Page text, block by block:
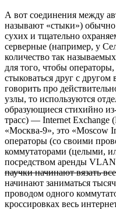
А вот соединения между
называют «стыки»)
сухих и тщательно
серверные (например, у
количество так
для того, чтобы
стыковаться друг с
говорить про
узлы, то используются
образующиеся стихийно
трасс) — Internet
«Москва-9», это «Мoscow
операторы (со своими
коммутаторами (целыми,
посредством аренды
паучки начинают вязать
начинают заниматься
проводом одного
кроссировках весь